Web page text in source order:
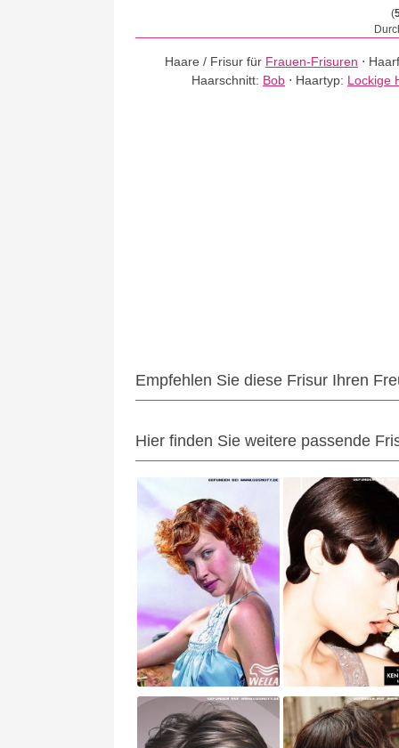
(
Haare / Frisur für Frauen-Frisuren ⋅
Haarschnitt: Bob ⋅ Haartyp: Lockige
Empfehlen Sie diese Frisur Ihren
Hier finden Sie weitere passende